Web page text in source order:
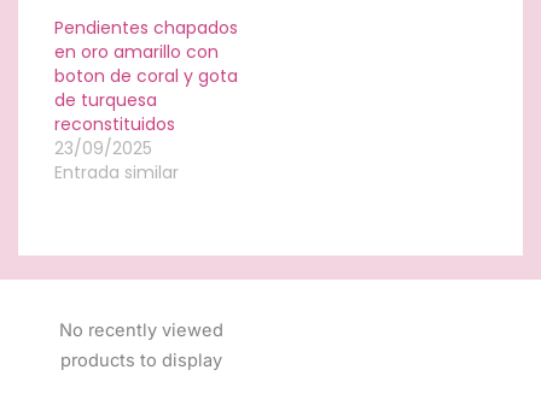
Pendientes chapados
en oro amarillo con
boton de coral y gota
de turquesa
reconstituidos
23/09/2025
Entrada similar
No recently viewed
products to display